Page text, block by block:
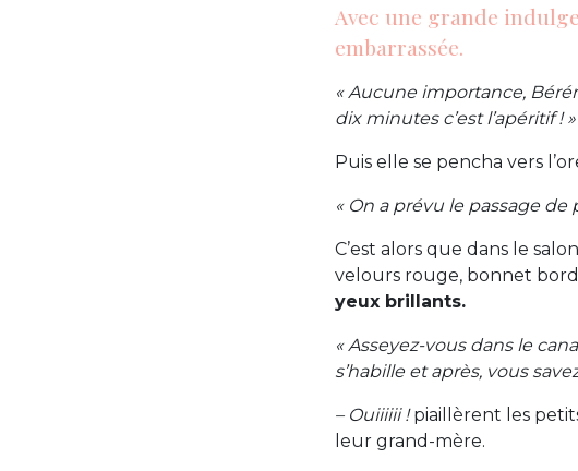
Avec une grande
embarrassée.
« Aucune importance,
dix minutes c’est l’apéritif ! »
Puis elle se pencha vers
« On a prévu le passage
C’est alors que dans le
velours rouge, bonnet
yeux brillants.
« Asseyez-vous dans le
s’habille et après, vous
– Ouiiiiii !piaillèrent les
leur grand-mère.